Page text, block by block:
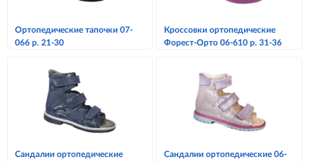
Ортопедические тапочки 07-
066 р. 21-30
Кроссовки ортопедические
Форест-Орто 06-610 р. 31-36
Сандалии ортопедические
Сандалии ортопедические 06-